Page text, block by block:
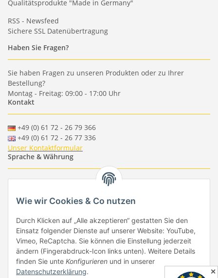
Qualitätsprodukte "Made in Germany"
RSS - Newsfeed
Sichere SSL Datenübertragung
Haben Sie Fragen?
Sie haben Fragen zu unseren Produkten oder zu Ihrer
Bestellung?
Montag - Freitag: 09:00 - 17:00 Uhr
Kontakt
+49 (0) 61 72 - 26 79 366
+49 (0) 61 72 - 26 77 336
Unser Kontaktformular
Sprache & Währung
- - -
-
EUR-GBP-USD-CHF
Händlerbund
Vertrag widerrufen ✕
Wie wir Cookies & Co nutzen
Durch Klicken auf „Alle akzeptieren“ gestatten Sie den
Einsatz folgender Dienste auf unserer Website: YouTube,
Vimeo, ReCaptcha. Sie können die Einstellung jederzeit
ändern (Fingerabdruck-Icon links unten). Weitere Details
finden Sie unte Konfigurieren und in unserer
Datenschutzerklärung.